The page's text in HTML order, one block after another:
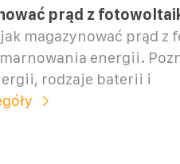
prąd z
magazynować prąd z
energii.
rodzaje baterii i